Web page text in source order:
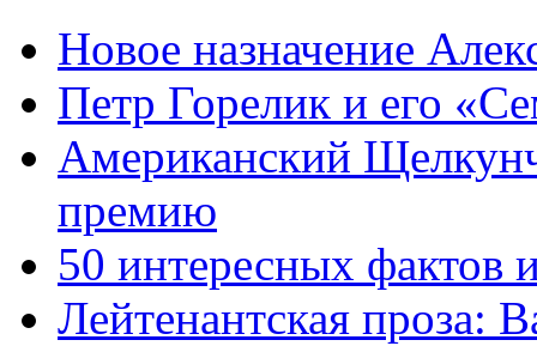
Новое назначение
Петр Горелик и его
Американский
премию
50 интересных фактов
Лейтенантская проза: